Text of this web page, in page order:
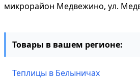
микрорайон Медвежино, ул.
Товары в вашем регионе:
Теплицы в Белыничах